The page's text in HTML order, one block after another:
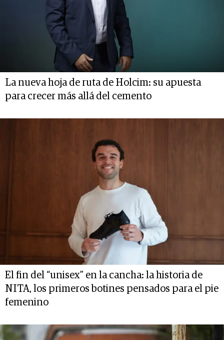
La nueva hoja de ruta de Holcim: su apuesta
para crecer más allá del cemento
El fin del “unisex” en la cancha: la historia de
NITA, los primeros botines pensados para el pie
femenino